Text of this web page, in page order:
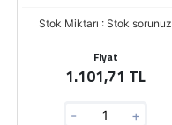
Stok Miktarı : Stok sorunuz
Fiyat
1.101,71 TL
- +